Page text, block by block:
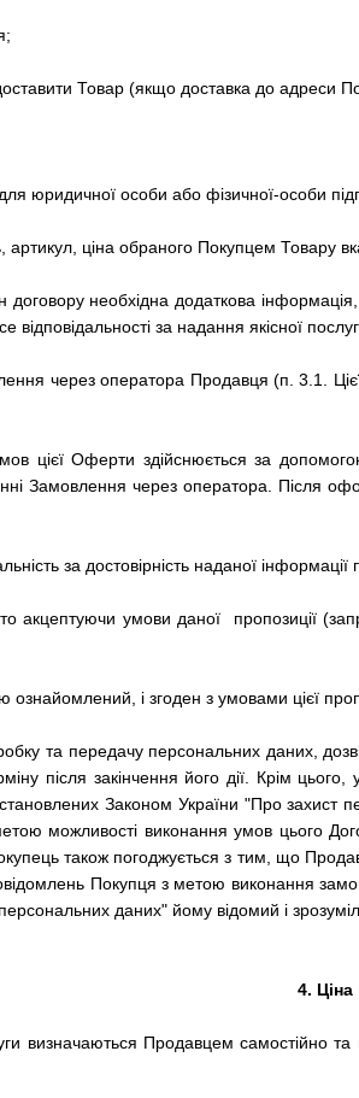
Товар (якщо доставка до адреси
юридичної особи або фізичної-особи
артикул, ціна обраного Покупцем Товару
договору необхідна додаткова
за надання якісної
через оператора Продавця (п. 3.1.
цієї Оферти здійснюється за
Замовлення через оператора.
Після
за достовірність наданої
акцептуючи умови даної пропозиції
ознайомлений, і згоден з умовами цієї
та передачу персональних даних,
після закінчення його дії.
Крім цього,
Законом України "Про захист
можливості виконання умов цього
також погоджується з тим, що
Покупця з метою виконання
даних" йому відомий і
4. Ціна
визначаються Продавцем самостійно та